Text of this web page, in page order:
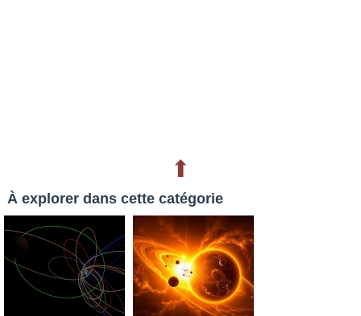
⬆
À explorer dans cette catégorie